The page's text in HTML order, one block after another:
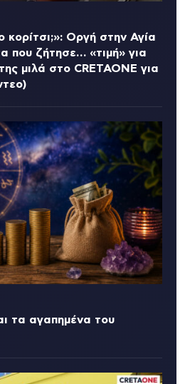
κορίτσι;»: Οργή στην Αγία
που ζήτησε… «τιμή» για
μιλά στο CRETAONE για
τα αγαπημένα του